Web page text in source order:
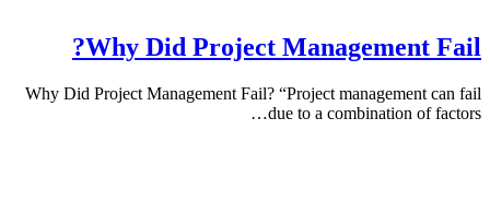
Why Did Project
Why Did Project Management Fail? “Project
due to a combination